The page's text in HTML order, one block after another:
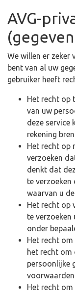
AVG-
We willen er
bent van al uw
gebruiker heeft
Het recht op
van uw
deze service
rekening
Het recht op
verzoeken
denkt dat
te
waarvan u
Het recht op
te verzoeken
onder
Het recht om
het recht om
persoonlijke
Het recht om